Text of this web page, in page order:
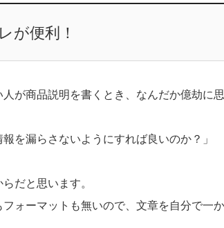
が便利！
が商品説明を書くとき、なんだか億劫に
を漏らさないようにすれば良いのか？」
だと思います。
ォーマットも無いので、文章を自分で一